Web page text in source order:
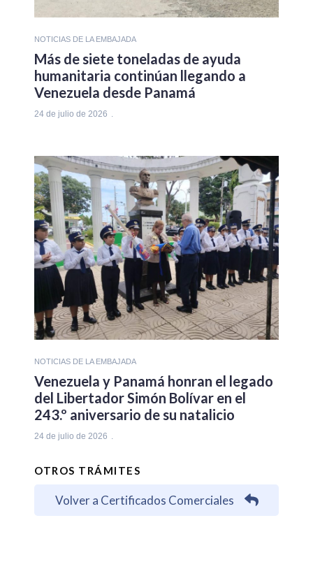
NOTICIAS DE LA EMBAJADA
Más de siete toneladas de ayuda
humanitaria continúan llegando a
Venezuela desde Panamá
24 de julio de 2026
NOTICIAS DE LA EMBAJADA
Venezuela y Panamá honran el legado
del Libertador Simón Bolívar en el
243.º aniversario de su natalicio
24 de julio de 2026
OTROS TRÁMITES
Volver a Certificados Comerciales